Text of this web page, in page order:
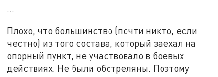
...
Плохо, что большинство (почти никто, если
честно) из того состава, который заехал на
опорный пункт, не участвовало в боевых
действиях. Не были обстреляны. Поэтому